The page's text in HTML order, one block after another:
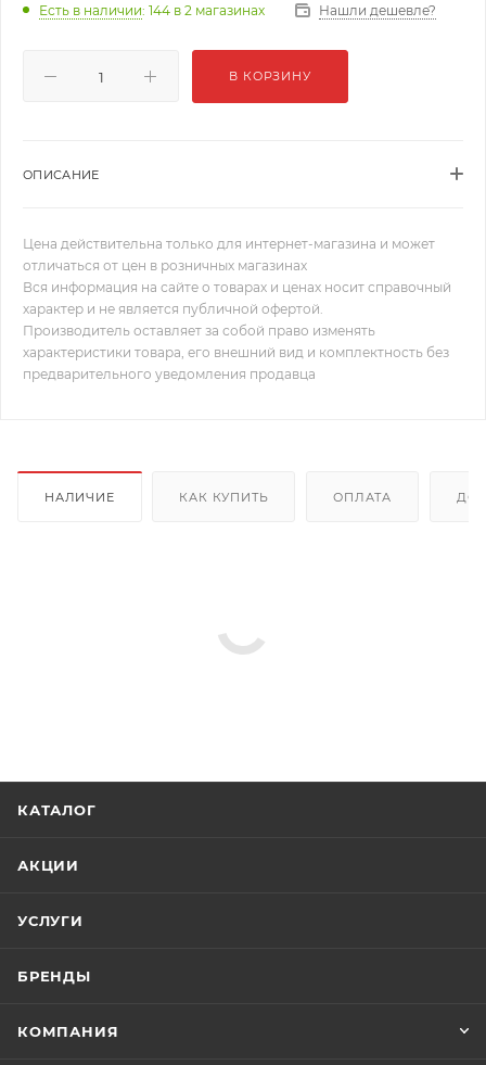
Есть в наличии: 144 в 2 магазинах Нашли дешевле?
В КОРЗИНУ
ОПИСАНИЕ
Цена действительна только для интернет-магазина и может
отличаться от цен в розничных магазинах
Вся информация на сайте о товарах и ценах носит справочный
характер и не является публичной офертой.
Производитель оставляет за собой право изменять
характеристики товара, его внешний вид и комплектность без
предварительного уведомления продавца
НАЛИЧИЕ КАК КУПИТЬ ОПЛАТА
КАТАЛОГ
АКЦИИ
УСЛУГИ
БРЕНДЫ
КОМПАНИЯ